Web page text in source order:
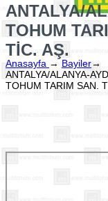
ANTALYA/
TOHUM
TİC. AŞ.
Anasayfa → Bayiler→
ANTALYA/ALANYA-
TOHUM TARIM SAN.